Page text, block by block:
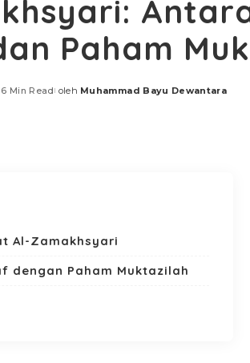
Paham
6 Min Read
Posted
oleh Muhammad Bayu Dewantara
Al-Zamakhsyari
dengan Paham Muktazilah